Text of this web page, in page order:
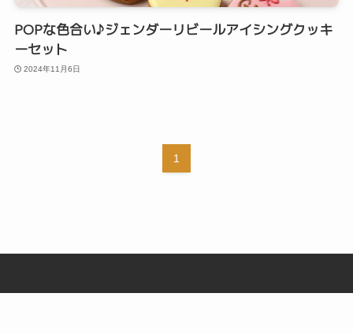
POPな色合い♪ジェンダーリビールアイシングクッキ
ーセット
2024年11月6日
1